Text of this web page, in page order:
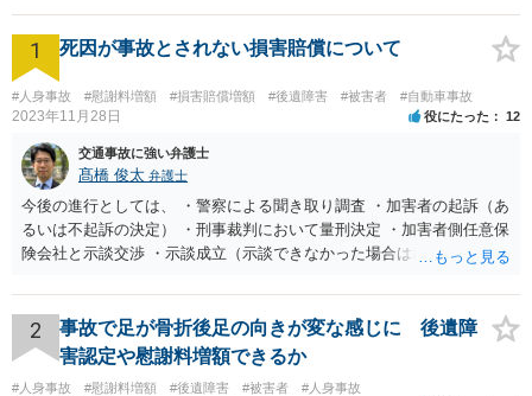
1 死因が事故とされない損害賠償について
#人身事故 #慰謝料増額 #損害賠償増額 #後遺障害 #被害者 #自動車事故
2023年11月28日 役にたった 12
交通事故に強い弁護士
髙橋 俊太 弁護士
今後の進行としては、 ・警察による聞き取り調査 ・加害者の起訴（あ
るいは不起訴の決定） ・刑事裁判において量刑決定 ・加害者側任意保
険会社と示談交渉 ・示談成立（示談できなかった場合は裁判） となり
加害者に対する処罰感情など尋ねられるはずですので、率直にお答え
になるとよいと思います。
2
事故で足が骨折後足の向きが変な感じに 後遺障
害認定や慰謝料増額できるか
#人身事故 #慰謝料増額 #後遺障害 #被害者 #人身事故